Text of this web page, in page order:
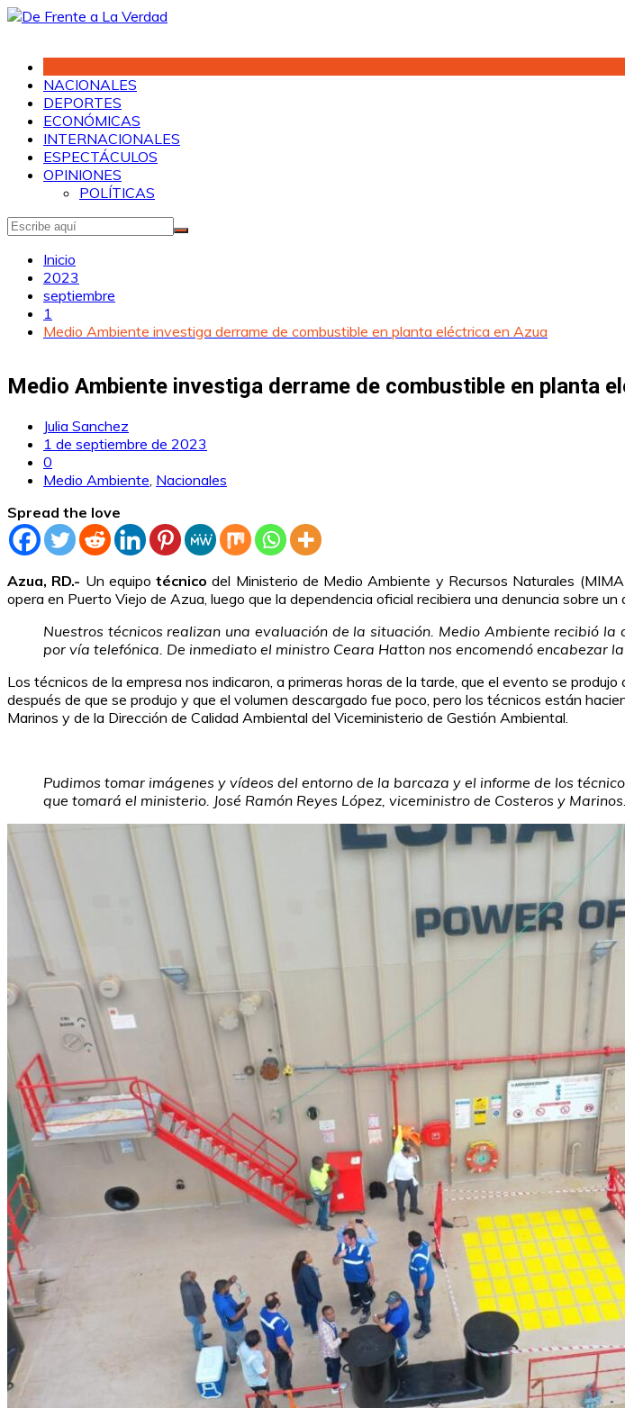
Saltar
NACIONALES
DEPORTES
ECONÓMICAS
INTERNACIONALES
ESPECTÁCULOS
OPINIONES
POLÍTICAS
Inicio
2023
septiembre
1
Medio Ambiente investiga derrame de combustible en planta eléctrica en Azua
Medio Ambiente investiga derrame de combustible en planta
Julia Sanchez
1 de septiembre de 2023
0
Medio Ambiente Nacionales
Spread the love
Azua, RD.- Un equipotécnico del Ministerio de Medio Ambiente y Recursos Naturales
opera en Puerto Viejo de Azua, luego que la dependencia oficial recibiera una denuncia sobre un
Nuestros técnicos realizan una evaluación de la situación. Medio Ambiente recibió
por vía telefónica. De inmediato el ministro Ceara Hatton nos encomendó encabezar
Los técnicos de la empresa nos indicaron, a primeras horas de la tarde, que el evento se
después de que se produjo y que el volumen descargado fue poco, pero los técnicos están
Marinos y de la Dirección de Calidad Ambiental del Viceministerio de Gestión Ambiental.
Pudimos tomar imágenes y vídeos del entorno de la barcaza y el informe de los
que tomará el ministerio. José Ramón Reyes López, viceministro de Costeros y Marinos.